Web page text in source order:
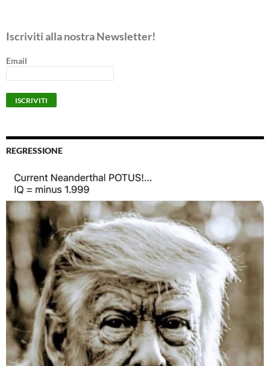
Iscriviti alla nostra Newsletter!
Email
REGRESSIONE